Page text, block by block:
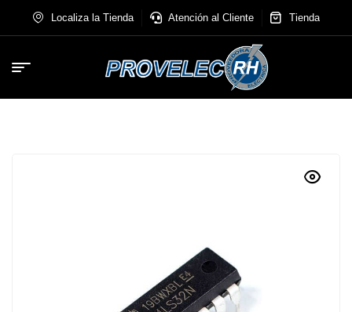
Localiza la Tienda Atención al Cliente Tienda